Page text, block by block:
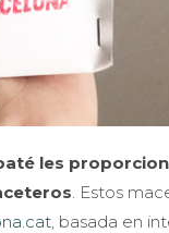
les
. Estos
, basada en